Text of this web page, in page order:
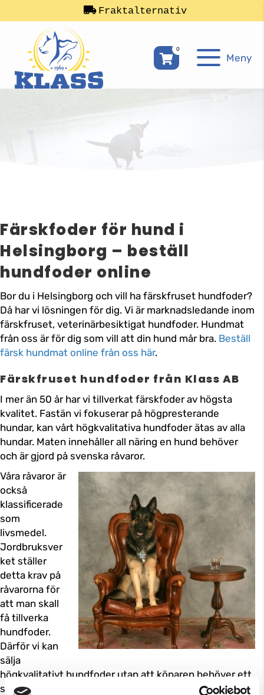
Fraktalternativ
0
Meny
Färskfoder för hund i
Helsingborg – beställ
hundfoder online
Bor du i Helsingborg och vill ha färskfruset hundfoder?
Då har vi lösningen för dig. Vi är marknadsledande inom
färskfruset, veterinärbesiktigat hundfoder. Hundmat
från oss är för dig som vill att din hund mår bra. Beställ
färsk hundmat online från oss här.
Färskfruset hundfoder från Klass AB
I mer än 50 år har vi tillverkat färskfoder av högsta
kvalitet. Fastän vi fokuserar på högpresterande
hundar, kan vårt högkvalitativa hundfoder ätas av alla
hundar. Maten innehåller all näring en hund behöver
och är gjord på svenska råvaror.
Våra råvaror är
också
klassificerade
som
livsmedel.
Jordbruksver
ket ställer
detta krav på
råvarorna för
att man skall
få tillverka
hundfoder.
Därför vi kan
sälja
högkvalitativt hundfoder utan att köparen behöver ett
speciellt tillstånd.